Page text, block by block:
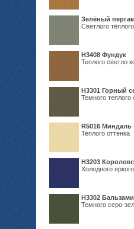
Зелёный
Светлого
Н3408 Фундук
Теплого светло
Н3301 Горный
Темного теплого
R5016 Миндаль
Теплого оттенка
Н3203
Холодного
Н3302
Темного серо-